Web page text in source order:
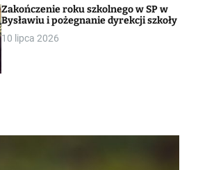
Zakończenie roku szkolnego w SP w
Bysławiu i pożegnanie dyrekcji szkoły
10 lipca 2026